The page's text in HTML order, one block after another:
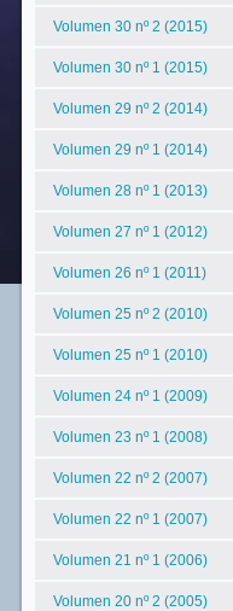
Volumen 30 nº 2 (2015)
Volumen 30 nº 1 (2015)
Volumen 29 nº 2 (2014)
Volumen 29 nº 1 (2014)
Volumen 28 nº 1 (2013)
Volumen 27 nº 1 (2012)
Volumen 26 nº 1 (2011)
Volumen 25 nº 2 (2010)
Volumen 25 nº 1 (2010)
Volumen 24 nº 1 (2009)
Volumen 23 nº 1 (2008)
Volumen 22 nº 2 (2007)
Volumen 22 nº 1 (2007)
Volumen 21 nº 1 (2006)
Volumen 20 nº 2 (2005)